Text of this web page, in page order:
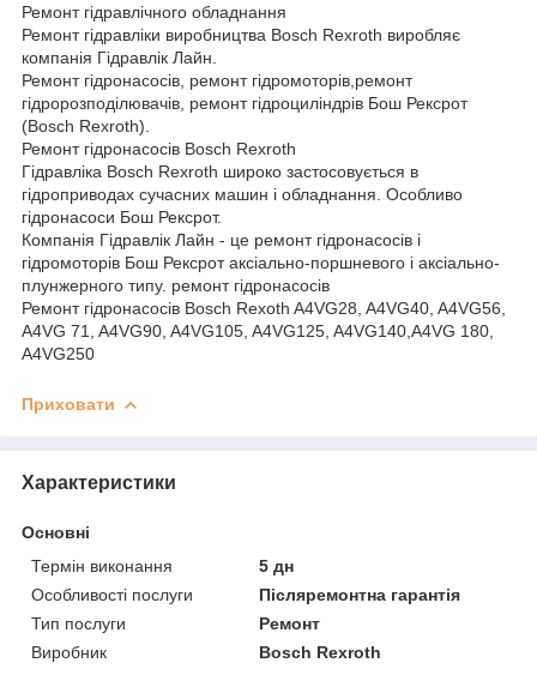
Ремонт гідравлічного обладнання
Ремонт гідравліки виробництва Bosch Rexroth виробляє
компанія Гідравлік Лайн.
Ремонт гідронасосів, ремонт гідромоторів,ремонт
гідророзподілювачів, ремонт гідроциліндрів Бош Рексрот
(Bosch Rexroth).
Ремонт гідронасосів Bosch Rexroth
Гідравліка Bosch Rexroth широко застосовується в
гідроприводах сучасних машин і обладнання. Особливо
гідронасоси Бош Рексрот.
Компанія Гідравлік Лайн - це ремонт гідронасосів і
гідромоторів Бош Рексрот аксіально-поршневого і аксіально-
плунжерного типу. ремонт гідронасосів
Ремонт гідронасосів Bosch Rexoth A4VG28, A4VG40, A4VG56,
A4VG 71, A4VG90, A4VG105, A4VG125, A4VG140,A4VG 180,
A4VG250
Приховати
Характеристики
Основні
Термін виконання
5 дн
Особливості послуги
Післяремонтна гарантія
Тип послуги
Ремонт
Виробник
Bosch Rexroth